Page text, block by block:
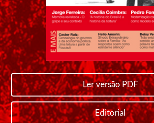
Ler versão PDF
Editorial